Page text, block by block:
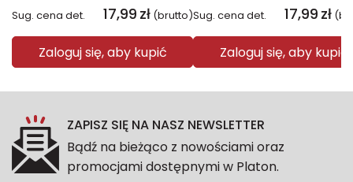
Sug. cena det. 17,99 zł (brutto)
Zaloguj się, aby kupić
Sug. cena det. 17,99 zł
Zaloguj się, aby kupić
ZAPISZ SIĘ NA NASZ NEWSLETTER
Bądź na bieżąco z nowościami oraz
promocjami dostępnymi w Platon.